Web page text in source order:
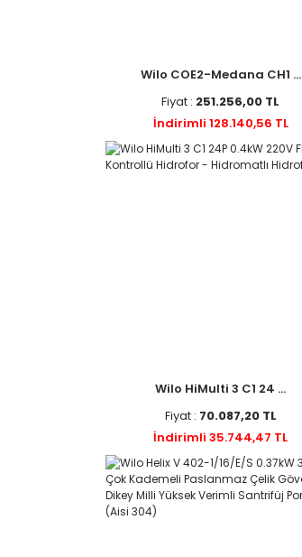
Wilo COE2-Medana CH1 ...
Fiyat : 251.256,00 TL
İndirimli 128.140,56 TL
Wilo HiMulti 3 C1 24 ...
Fiyat : 70.087,20 TL
İndirimli 35.744,47 TL